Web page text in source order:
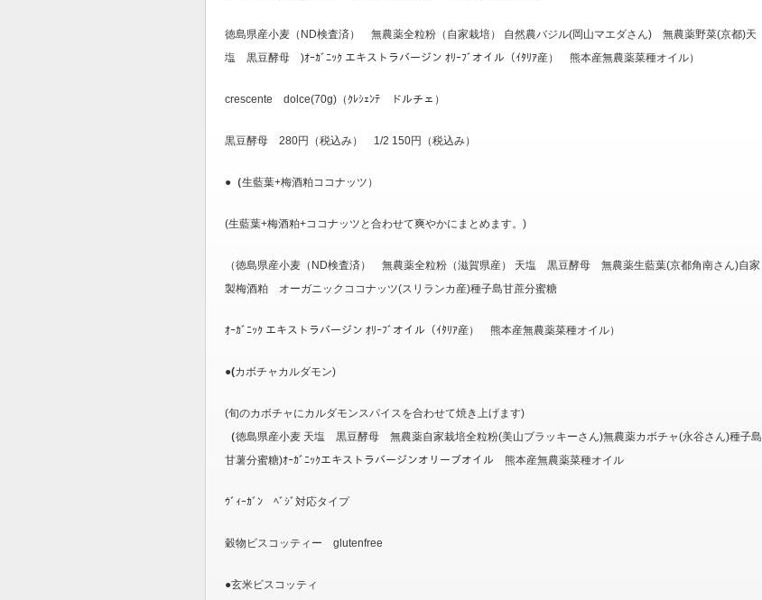
徳島県産小麦（ND検査済） 無農薬全粒粉（自家栽培） 自然農バジル(岡山マエダさん) 無農薬野菜(京都)天
塩 黒豆酵母 )ｵｰｶﾞﾆｯｸ エキストラバージン ｵﾘｰﾌﾞオイル（ｲﾀﾘｱ産） 熊本産無農薬菜種オイル）
crescente dolce(70g)（ｸﾚｼｪﾝﾃ ドルチェ）
黒豆酵母 280円（税込み） 1/2 150円（税込み）
●（生藍葉+梅酒粕ココナッツ）
(生藍葉+梅酒粕+ココナッツと合わせて爽やかにまとめます。)
（徳島県産小麦（ND検査済） 無農薬全粒粉（滋賀県産） 天塩 黒豆酵母 無農薬生藍葉(京都角南さん)自家
製梅酒粕 オーガニックココナッツ(スリランカ産)種子島甘蔗分蜜糖
ｵｰｶﾞﾆｯｸ エキストラバージン ｵﾘｰﾌﾞオイル（ｲﾀﾘｱ産） 熊本産無農薬菜種オイル）
●(カボチャカルダモン)
(旬のカボチャにカルダモンスパイスを合わせて焼き上げます)
（徳島県産小麦 天塩 黒豆酵母 無農薬自家栽培全粒粉(美山ブラッキーさん)無農薬カボチャ(永谷さん)種子島
甘薯分蜜糖)ｵｰｶﾞﾆｯｸエキストラバージンオリーブオイル 熊本産無農薬菜種オイル
ｳﾞｨｰｶﾞﾝ ﾍﾞｼﾞ対応タイプ
穀物ビスコッティー glutenfree
●玄米ビスコッティ